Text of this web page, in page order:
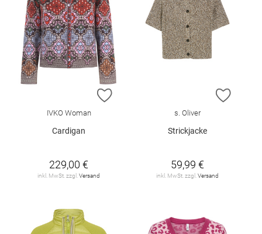
ZUR WUNSCHLISTE HINZUFÜGEN
IVKO Woman
Cardigan
229,00 €
inkl. MwSt. zzgl. Versand
ZUR
s. Oliver
Strickjacke
59,99 €
inkl. MwSt. zzgl. Versand